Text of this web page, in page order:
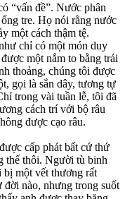
“vấn đề”. Nước phân
tre. Họ nói rằng nước
một cách thậm tệ.
chỉ có một món duy
một nắm to bằng trái
thoảng, chúng tôi được
gọi là sắn dây, tương tự
trong vài tuần lễ, tôi đã
cách trí với bộ râu
được cạo râu.
cấp phát bất cứ thứ
thế thôi. Người tù binh
bị một vết thương rất
đời nào, nhưng trong suốt